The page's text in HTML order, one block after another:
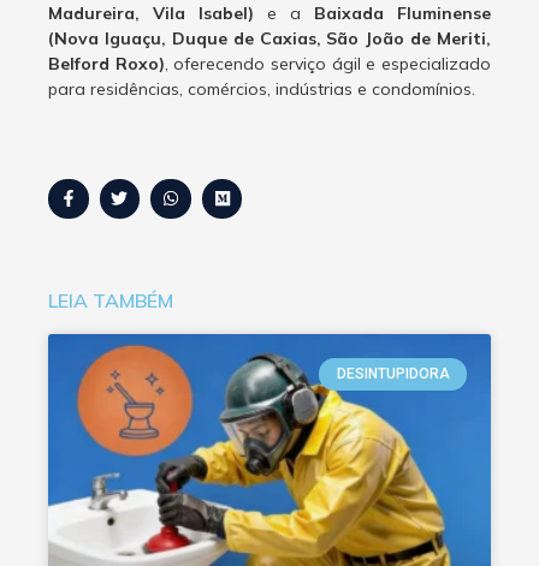
Madureira, Vila Isabel) e a Baixada Fluminense
(Nova Iguaçu, Duque de Caxias, São João de Meriti,
Belford Roxo) , oferecendo serviço ágil e especializado
para residências, comércios, indústrias e condomínios.
LEIA TAMBÉM
DESINTUPIDORA